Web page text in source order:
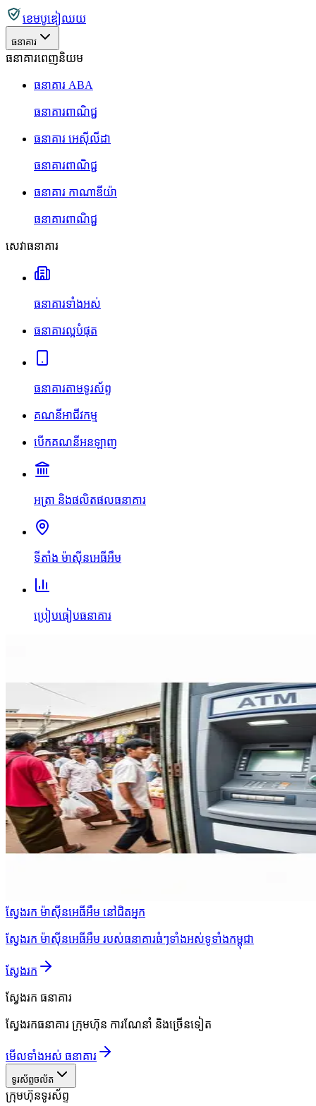
ខេមបូឌៀឈយ
ធនាគារ
ធនាគារពេញនិយម
ធនាគារ ABA
ធនាគារពាណិជ្ជ
ធនាគារ អេស៊ីលីដា
ធនាគារពាណិជ្ជ
ធនាគារ កាណាឌីយ៉ា
ធនាគារពាណិជ្ជ
សេវាធនាគារ
ធនាគារទាំងអស់
ធនាគារល្អបំផុត
ធនាគារតាមទូរស័ព្ទ
គណនីអាជីវកម្ម
បើកគណនីអនឡាញ
អត្រា និងផលិតផលធនាគារ
ទីតាំង ម៉ាស៊ីនអេធីអឹម
ប្រៀបធៀបធនាគារ
ស្វែងរក ម៉ាស៊ីនអេធីអឹម នៅជិតអ្នក
ស្វែងរក ម៉ាស៊ីនអេធីអឹម របស់ធនាគារធំៗទាំងអស់ទូទាំងកម្ពុជា
ស្វែងរក
ស្វែងរក ធនាគារ
ស្វែងរកធនាគារ ក្រុមហ៊ុន ការណែនាំ និងច្រើនទៀត
មើលទាំងអស់ ធនាគារ
ទូរស័ព្ទចល័ត
ក្រុមហ៊ុនទូរស័ព្ទ